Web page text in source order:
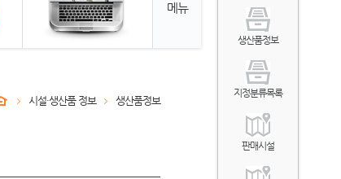
메뉴
시설·생산품 정보 생산품정보
생산품정보
지정분류목록
판매시설